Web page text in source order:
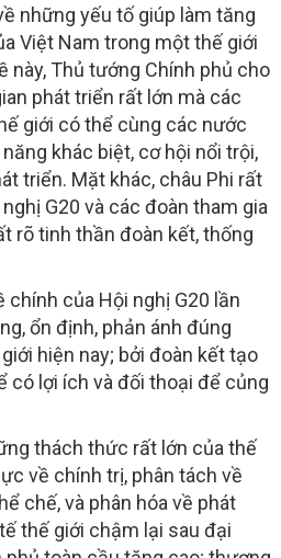
những yếu tố giúp làm tăng
Việt Nam trong một thế giới
này, Thủ tướng Chính phủ cho
phát triển rất lớn mà các
giới có thể cùng các nước
khác biệt, cơ hội nổi trội,
triển. Mặt khác, châu Phi rất
G20 và các đoàn tham gia
rõ tinh thần đoàn kết, thống
của Hội nghị G20 lần
ổn định, phản ánh đúng
hiện nay; bởi đoàn kết tạo
có lợi ích và đối thoại để củng
thách thức rất lớn của thế
về chính trị, phân tách về
chế, và phân hóa về phát
thế giới chậm lại sau đại